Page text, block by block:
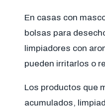
En casas con
bolsas para
limpiadores con
pueden irritarlos o
Los productos que
acumulados,